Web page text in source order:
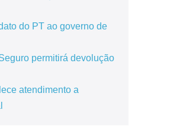
do PT ao governo de
permitirá devolução
atendimento a